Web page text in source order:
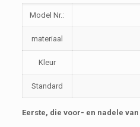
Model Nr.:
materiaal
Kleur
Standard
Eerste, die voor- en nadele